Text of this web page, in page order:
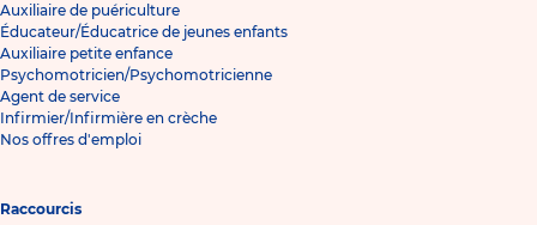
Auxiliaire de puériculture
Éducateur/Éducatrice de jeunes enfants
Auxiliaire petite enfance
Psychomotricien/Psychomotricienne
Agent de service
Infirmier/Infirmière en crèche
Nos offres d'emploi
Raccourcis